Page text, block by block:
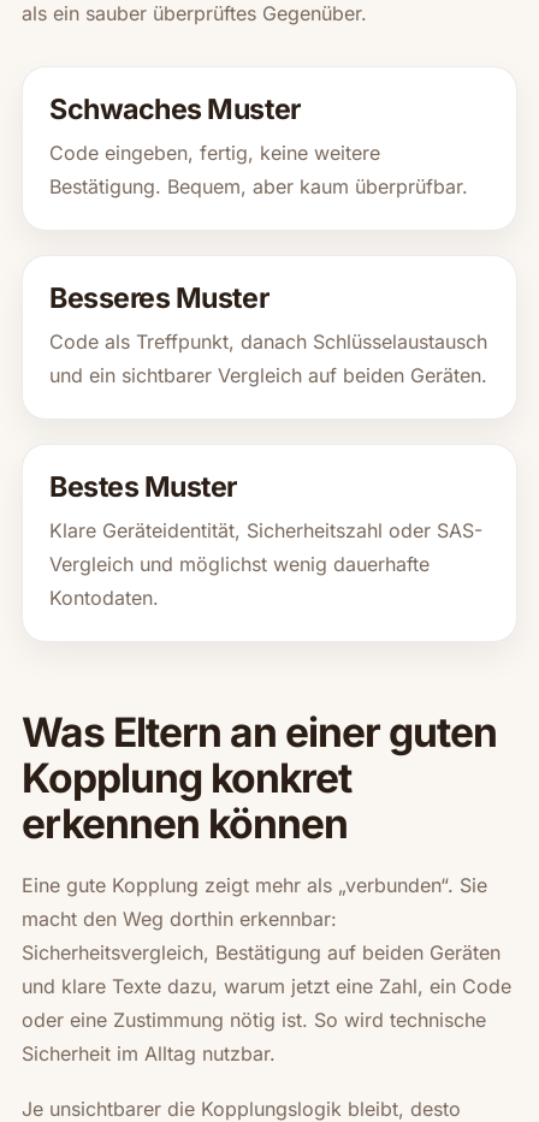
als ein sauber überprüftes Gegenüber.
Schwaches Muster
Code eingeben, fertig, keine weitere
Bestätigung. Bequem, aber kaum überprüfbar.
Besseres Muster
Code als Treffpunkt, danach Schlüsselaustausch
und ein sichtbarer Vergleich auf beiden Geräten.
Bestes Muster
Klare Geräteidentität, Sicherheitszahl oder SAS-
Vergleich und möglichst wenig dauerhafte
Kontodaten.
Was Eltern an einer guten
Kopplung konkret
erkennen können
Eine gute Kopplung zeigt mehr als „verbunden“. Sie
macht den Weg dorthin erkennbar:
Sicherheitsvergleich, Bestätigung auf beiden Geräten
und klare Texte dazu, warum jetzt eine Zahl, ein Code
oder eine Zustimmung nötig ist. So wird technische
Sicherheit im Alltag nutzbar.
Je unsichtbarer die Kopplungslogik bleibt, desto